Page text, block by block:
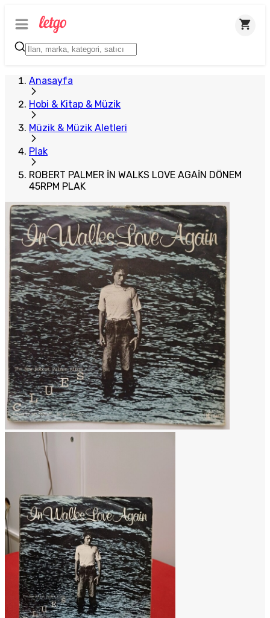
Anasayfa
Hobi & Kitap & Müzik
Müzik & Müzik Aletleri
Plak
ROBERT PALMER İN WALKS LOVE AGAİN DÖNEM
45RPM PLAK